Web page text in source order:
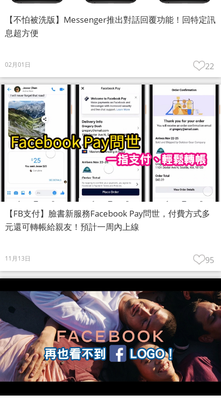
【不怕被洗版】Messenger推出對話回覆功能！回特定訊
息超方便
02月01日 22
【FB支付】臉書新服務Facebook Pay問世，付費方式多
元還可轉帳給親友！預計一周內上線
11月13日 95